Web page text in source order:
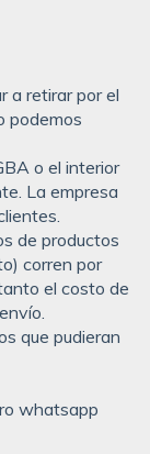
a retirar por el
podemos
o el interior
La empresa
de productos
corren por
el costo de
que pudieran
whatsapp